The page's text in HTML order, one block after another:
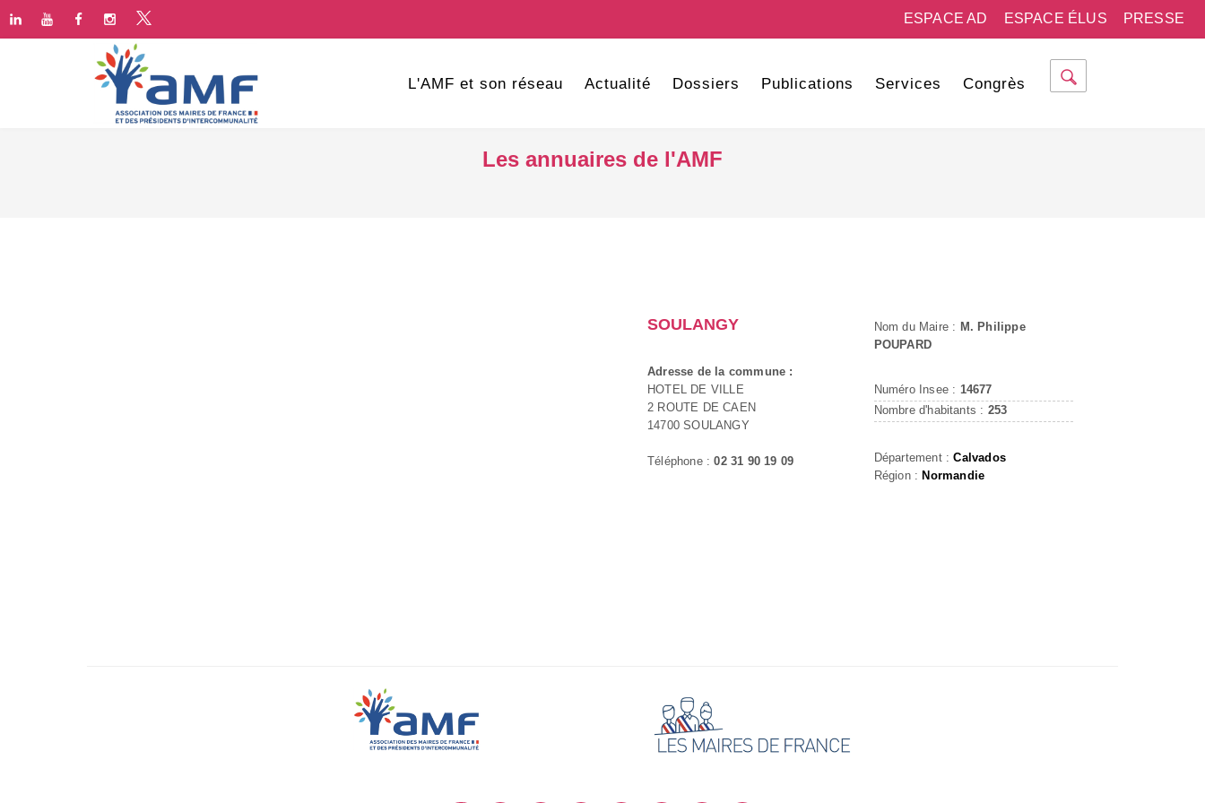
PRESSE
ESPACE ÉLUS
ESPACE AD
L'AMF et son réseau Actualité Dossiers Publications Services Congrès
Les annuaires de l'AMF
SOULANGY
Adresse de la commune :
HOTEL DE VILLE
2 ROUTE DE CAEN
14700 SOULANGY
Téléphone :02 31 90 19 09
Nom du Maire : M. Philippe
POUPARD
Numéro Insee : 14677
Nombre d'habitants : 253
Département :Calvados
Région : Normandie